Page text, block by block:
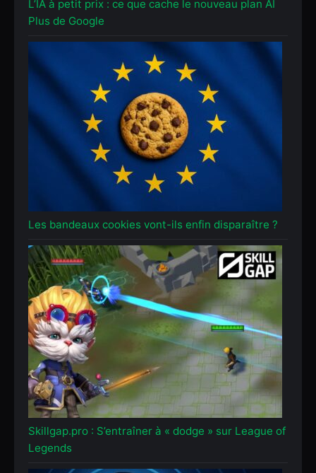
L’IA à petit prix : ce que cache le nouveau plan AI
Plus de Google
Les bandeaux cookies vont-ils enfin disparaître ?
Skillgap.pro : S’entraîner à « dodge » sur League of
Legends